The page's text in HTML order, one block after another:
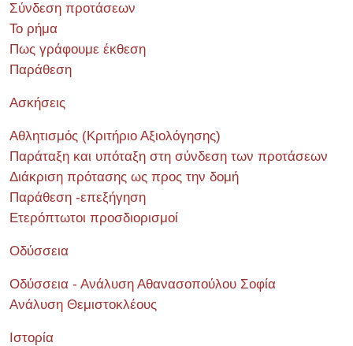
Σύνδεση προτάσεων
Το ρήμα
Πως γράφουμε έκθεση
Παράθεση
Ασκήσεις
Αθλητισμός (Κριτήριο Αξιολόγησης)
Παράταξη και υπόταξη στη σύνδεση των προτάσεων
Διάκριση πρότασης ως προς την δομή
Παράθεση -επεξήγηση
Ετερόπτωτοι προσδιορισμοί
Οδύσσεια
Οδύσσεια - Ανάλυση Αθανασοπούλου Σοφία
Ανάλυση Θεμιστοκλέους
Ιστορία